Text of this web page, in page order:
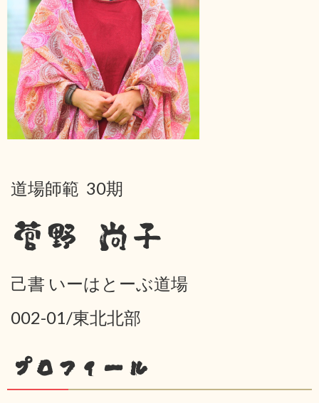
道場師範 30期
菅野 尚子
己書 いーはとーぶ道場
002-01/東北北部
プロフィール